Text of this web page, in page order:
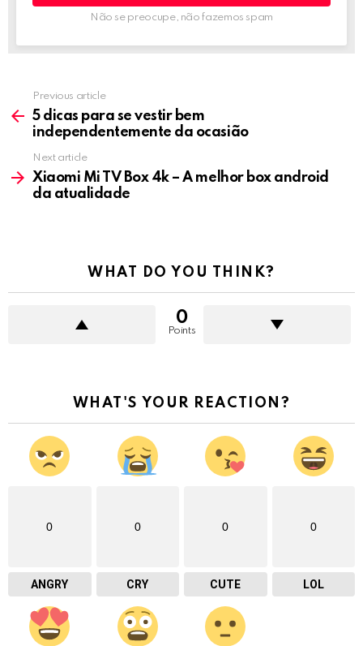
Não se preocupe, não fazemos spam
more
Previous article
5 dicas para se vestir bem
independentemente da ocasião
Next article
Xiaomi Mi TV Box 4k – A melhor box android
da atualidade
WHAT DO YOU THINK?
0
Points
WHAT'S YOUR REACTION?
0
ANGRY
0
CRY
0
CUTE
0
LOL